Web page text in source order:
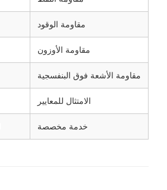
مقاومة الوقود
مقاومة الأوزون
مقاومة الأشعة فوق البنفسجية
الامتثال للمعايير
خدمة مخصصة